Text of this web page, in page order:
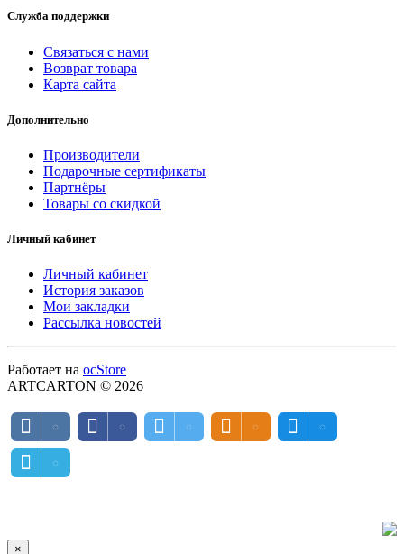
Служба поддержки
Связаться с нами
Возврат товара
Карта сайта
Дополнительно
Производители
Подарочные сертификаты
Партнёры
Товары со скидкой
Личный кабинет
Личный кабинет
История заказов
Мои закладки
Рассылка новостей
Работает на ocStore
ARTCARTON © 2026
×